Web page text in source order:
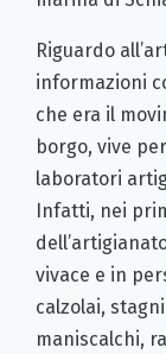
Riguardo
informazioni
che era il
borgo, vive
laboratori
Infatti, nei
vivace e in
calzolai,
maniscalchi,